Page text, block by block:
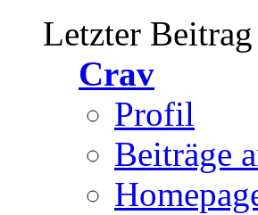
Letzter
Crav
Profil
Beiträge